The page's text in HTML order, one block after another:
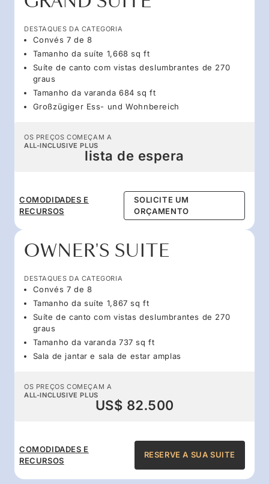
DESTAQUES DA CATEGORIA
Convés 7 de 8
Tamanho da suíte 1,668 sq ft
Suíte de canto com vistas deslumbrantes de 270
graus
Tamanho da varanda 684 sq ft
Großzügiger Ess- und Wohnbereich
OS PREÇOS COMEÇAM A
ALL-INCLUSIVE PLUS
lista de espera
COMODIDADES E
RECURSOS
SOLICITE UM
ORÇAMENTO
OWNER'S SUITE
DESTAQUES DA CATEGORIA
Convés 7 de 8
Tamanho da suíte 1,867 sq ft
Suíte de canto com vistas deslumbrantes de 270
graus
Tamanho da varanda 737 sq ft
Sala de jantar e sala de estar amplas
OS PREÇOS COMEÇAM A
ALL-INCLUSIVE PLUS
US$ 82.500
COMODIDADES E
RECURSOS
RESERVE A SUA SUITE